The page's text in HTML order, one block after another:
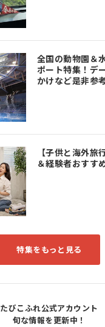
全国の動物園＆
ポート特集！デ
かけなど是非参
【子供と海外旅
＆経験者おすす
特集をもっと見る
たびこふれ公式アカウント
旬な情報を更新中！